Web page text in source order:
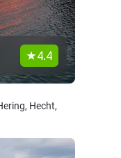
4.4
Hecht,